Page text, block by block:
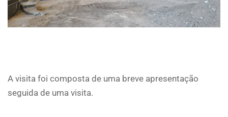
A visita foi composta de uma breve apresentação
seguida de uma visita.